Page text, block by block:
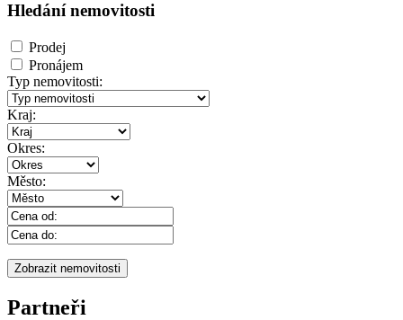
Hledání nemovitosti
Prodej
Pronájem
Typ nemovitosti:
Kraj:
Okres:
Město:
Partneři